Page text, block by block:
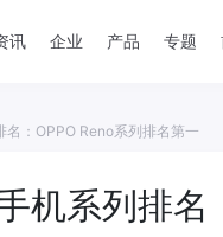
讯 企业 产品 专题
名：OPPO Reno系列排名第一
机系列排